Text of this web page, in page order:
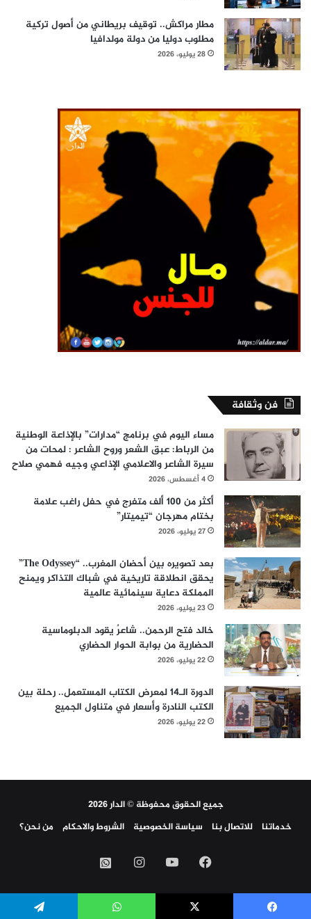
مطار مراكش.. توقيف بريطاني من أصول تركية
مطلوب دوليا من دولة مولدافيا
28 يوليو، 2026
فن وثقافة
مساء اليوم في برنامج “مدارات” بالإذاعة الوطنية
من الرباط: عبق الشعر وروح الشاعر : لمحات من
سيرة الشاعر والاعلامي الإذاعي وجيه فهمي صلاح
4 أغسطس، 2026
أكثر من 100 ألف متفرج في حفل راغب علامة
بختام مهرجان “تيميتار”
27 يوليو، 2026
بعد تصويره بين أحضان المغرب.. “The Odyssey”
يحقق انطلاقة تاريخية في شباك التذاكر ويمنح
المملكة دعاية سينمائية عالمية
23 يوليو، 2026
خالد فتح الرحمن.. شاعرٌ يقود الدبلوماسية
الحضارية من بوابة الحوار الحضاري
22 يوليو، 2026
الدورة الـ14 لمعرض الكتاب المستعمل.. رحلة بين
الكتب النادرة وأسعار في متناول الجميع
22 يوليو، 2026
جميع الحقوق محفوظة © الدار 2026
خدماتنا
للاتصال بنا سياسة الخصوصية الشروط والاحكام من نحن؟
فيسبوك‫YouTubeانستقرامواتساب